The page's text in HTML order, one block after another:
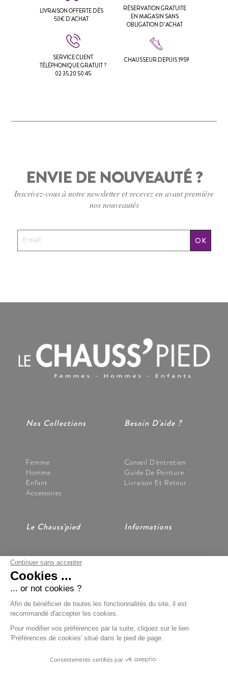
LIVRAISON OFFERTE DÈS
50€ D'ACHAT
RÉSERVATION GRATUITE
EN MAGASIN SANS
OBLIGATION D’ACHAT
SERVICE CLIENT
TÉLÉPHONIQUE GRATUIT ?
02 35 20 50 45
CHAUSSEUR DEPUIS 1959
ENVIE DE NOUVEAUTÉ ?
Inscrivez-vous à notre newsletter et recevez en avant première
nos nouveautés
OK
Nos Collections
Femme
Homme
Enfant
Accessoires
Besoin D'aide ?
Conseil D'entretien
Guide De Pointure
Livraison Et Retour
Le Chauss'pied
Nos Magasins
Notre Histoire
Nous Contacter
Informations
Continuer sans accepter
Cookies ...
... or not cookies ?
Afin de bénéficier de toutes les fonctionnalités du site, il est
recommandé d'accepter les cookies.
Pour modifier vos préférences par la suite, cliquez sur le lien
'Préférences de cookies' situé dans le pied de page.
Consentements certifiés par